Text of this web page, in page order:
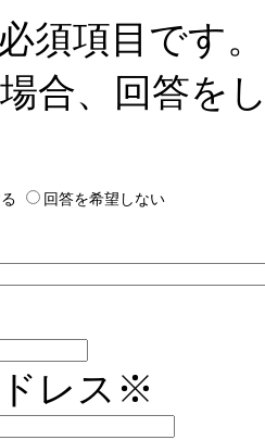
須項目です
合、回答を
回答を希望しない
レス※